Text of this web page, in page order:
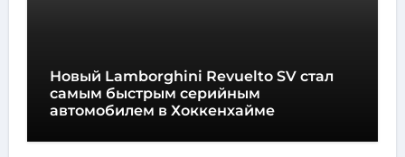
Новый Lamborghini Revuelto SV стал
самым быстрым серийным
автомобилем в Хоккенхайме